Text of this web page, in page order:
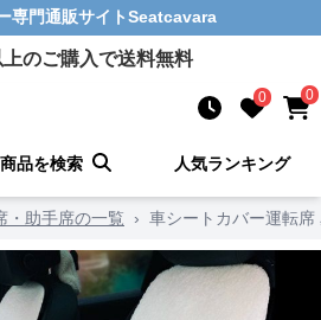
専門通販サイトSeatcavara
上のご購入で送料無料
0 0
商品を検索 人気ランキング
・助手席の一覧 › 車シートカバー運転